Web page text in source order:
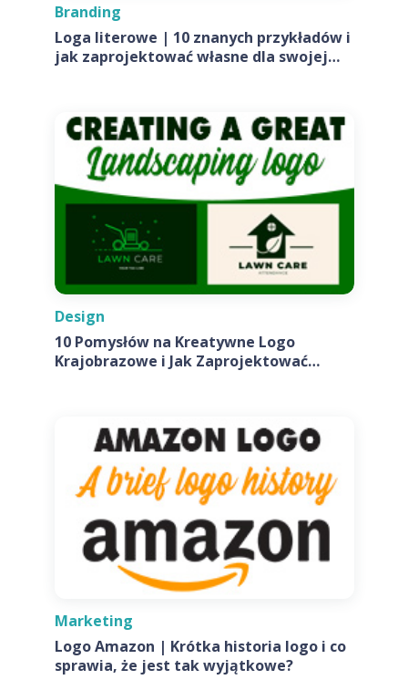
Branding
Loga literowe | 10 znanych przykładów i
jak zaprojektować własne dla swojej
Design
10 Pomysłów na Kreatywne Logo
Krajobrazowe i Jak Zaprojektować
Marketing
Logo Amazon | Krótka historia logo i co
sprawia, że jest tak wyjątkowe?